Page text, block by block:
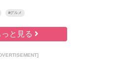
#グルメ
っと見る